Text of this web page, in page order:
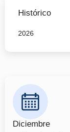
Histórico
2026
Diciembre